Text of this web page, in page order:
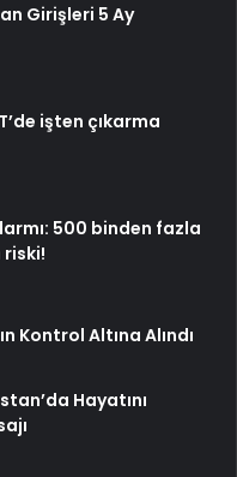
Girişleri 5 Ay
işten çıkarma
500 binden fazla
Kontrol Altına Alındı
Hayatını